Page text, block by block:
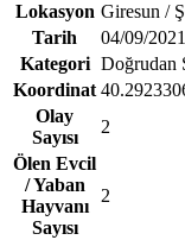
Lokasyon Giresun /
Tarih
04/09/
Kategori Doğrudan
Koordinat
Olay
Sayısı
2
Ölen Evcil
/ Yaban
Hayvanı
Sayısı
2